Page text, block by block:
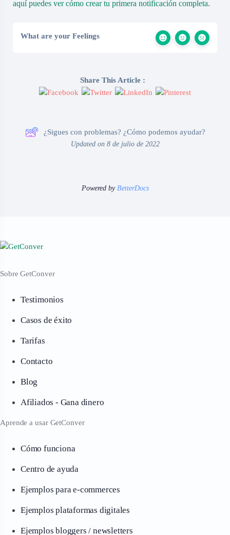
aquí puedes ver cómo crear tu primera notificación completa.
What are your Feelings
Share This Article :
¿Sigues con problemas? ¿Cómo podemos ayudar?
Updated on 8 de julio de 2022
Powered by BetterDocs
Sobre GetConver
Testimonios
Casos de éxito
Tarifas
Contacto
Blog
Afiliados - Gana dinero
Aprende a usar GetConver
Cómo funciona
Centro de ayuda
Ejemplos para e-commerces
Ejemplos plataformas digitales
Ejemplos bloggers / newsletters